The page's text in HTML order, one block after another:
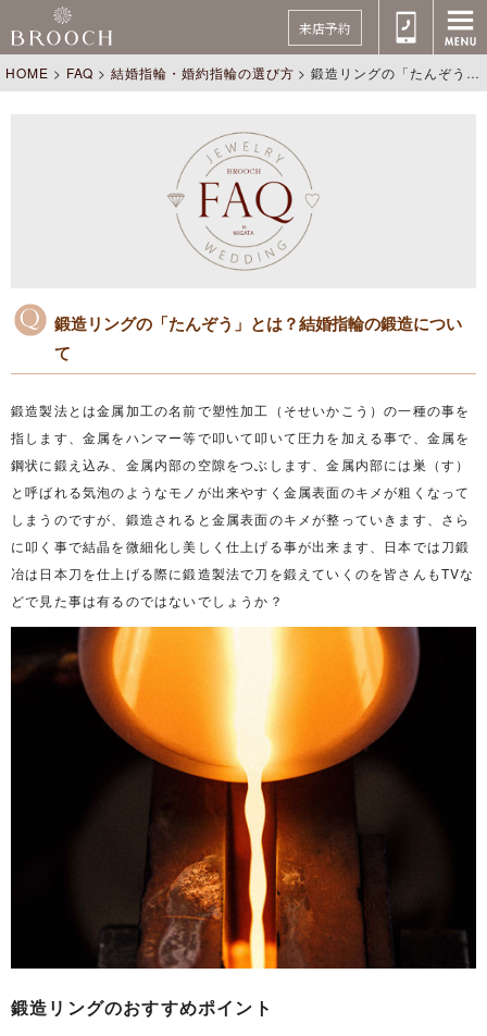
来店予約
HOME > FAQ >結婚指輪・婚約指輪の選び方 >鍛造リングの「たんぞう」とは？結婚指輪の鍛造について
鍛造リングの「たんぞう」とは？結婚指輪の鍛造につい
て
鍛造製法とは金属加工の名前で塑性加工（そせいかこう）の一種の事を
指します、金属をハンマー等で叩いて叩いて圧力を加える事で、金属を
鋼状に鍛え込み、金属内部の空隙をつぶします、金属内部には巣（す）
と呼ばれる気泡のようなモノが出来やすく金属表面のキメが粗くなって
しまうのですが、鍛造されると金属表面のキメが整っていきます、さら
に叩く事で結晶を微細化し美しく仕上げる事が出来ます、日本では刀鍛
冶は日本刀を仕上げる際に鍛造製法で刀を鍛えていくのを皆さんもTVな
どで見た事は有るのではないでしょうか？
鍛造リングのおすすめポイント